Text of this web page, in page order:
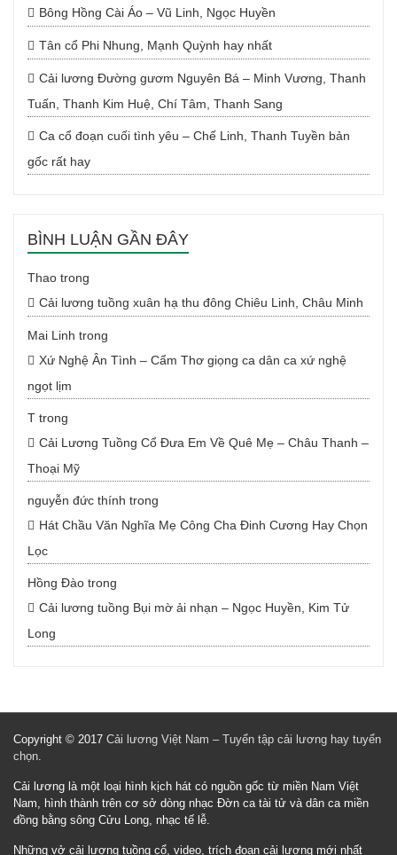
Bông Hồng Cài Áo – Vũ Linh, Ngọc Huyền
Tân cổ Phi Nhung, Mạnh Quỳnh hay nhất
Cải lương Đường gươm Nguyên Bá – Minh Vương, Thanh
Tuấn, Thanh Kim Huệ, Chí Tâm, Thanh Sang
Ca cổ đoạn cuối tình yêu – Chế Linh, Thanh Tuyền bản
gốc rất hay
BÌNH LUẬN GẦN ĐÂY
Thao trong
Cải lương tuồng xuân hạ thu đông Chiêu Linh, Châu Minh
Mai Linh trong
Xứ Nghệ Ân Tình – Cẩm Thơ giọng ca dân ca xứ nghệ
ngọt lịm
T trong
Cải Lương Tuồng Cổ Đưa Em Về Quê Mẹ – Châu Thanh –
Thoại Mỹ
nguyễn đức thính trong
Hát Chầu Văn Nghĩa Mẹ Công Cha Đinh Cương Hay Chọn
Lọc
Hồng Đào trong
Cải lương tuồng Bụi mờ ải nhạn – Ngọc Huyền, Kim Tử
Long
Copyright © 2017 Cải lương Việt Nam – Tuyển tập cải lương hay tuyển
chọn.
Cải lương là một loại hình kịch hát có nguồn gốc từ miền Nam Việt
Nam, hình thành trên cơ sở dòng nhạc Đờn ca tài tử và dân ca miền
đồng bằng sông Cửu Long, nhạc tế lễ.
Những vở cải lương tuồng cổ, video, trích đoạn cải lương mới nhất